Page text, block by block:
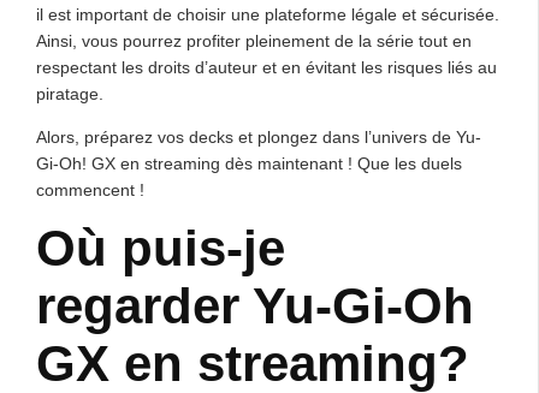
il est important de choisir une plateforme légale et sécurisée.
Ainsi, vous pourrez profiter pleinement de la série tout en
respectant les droits d’auteur et en évitant les risques liés au
piratage.
Alors, préparez vos decks et plongez dans l’univers de Yu-
Gi-Oh! GX en streaming dès maintenant ! Que les duels
commencent !
Où puis-je
regarder Yu-Gi-Oh
GX en streaming?